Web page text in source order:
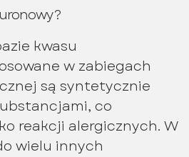
kwasu
w zabiegach
są syntetycznie
co
reakcji alergicznych. W
wielu innych